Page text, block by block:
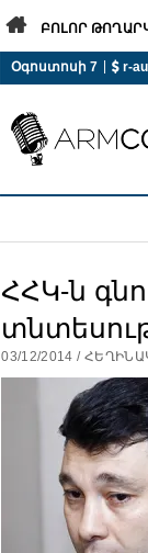
 ԲՈԼՈՐ
Օգոստոսի 7 |  r-
ՀՀԿ-ն
03/12/2014 /